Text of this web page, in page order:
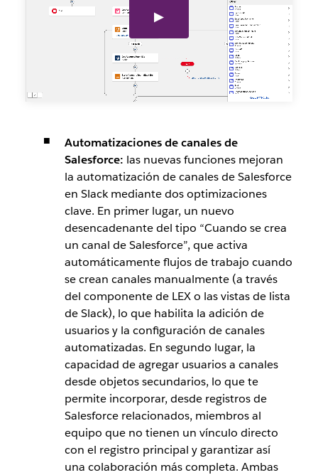
Automatizaciones de canales de
Salesforce: las nuevas funciones mejoran
la automatización de canales de Salesforce
en Slack mediante dos optimizaciones
clave. En primer lugar, un nuevo
desencadenante del tipo “Cuando se crea
un canal de Salesforce”, que activa
automáticamente flujos de trabajo cuando
se crean canales manualmente (a través
del componente de LEX o las vistas de lista
de Slack), lo que habilita la adición de
usuarios y la configuración de canales
automatizadas. En segundo lugar, la
capacidad de agregar usuarios a canales
desde objetos secundarios, lo que te
permite incorporar, desde registros de
Salesforce relacionados, miembros al
equipo que no tienen un vínculo directo
con el registro principal y garantizar así
una colaboración más completa. Ambas